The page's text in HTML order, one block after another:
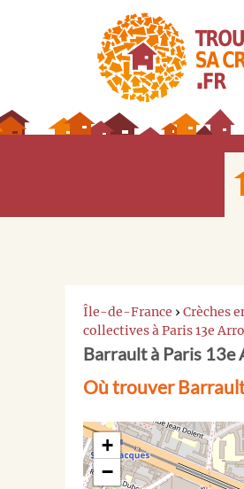
Île-de-France › Crèches
collectives à Paris 13e
Barrault à Paris 13e
Où trouver
+
−